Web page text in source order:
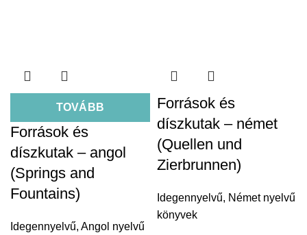
TOVÁBB
Források és
díszkutak – angol
(Springs and
Fountains)
Idegennyelvű, Angol nyelvű
Források és
díszkutak – német
(Quellen und
Zierbrunnen)
Idegennyelvű, Német nyelvű
könyvek